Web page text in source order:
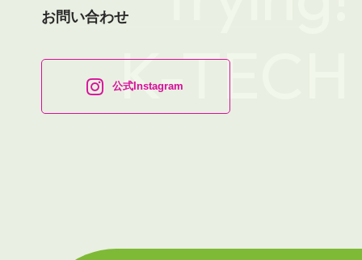
お問い合わせ
公式Instagram
K-TECH